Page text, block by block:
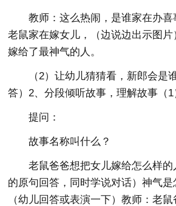
教师：这么热闹，是谁家在办
老鼠家在嫁女儿，（边说边出示图
嫁给了最神气的人。
（2）让幼儿猜猜看，新郎会是
答）2、分段倾听故事，理解故事（1
提问：
故事名称叫什么？
老鼠爸爸想把女儿嫁给怎么样
的原句回答，同时学说对话）神气是
（幼儿回答或表演一下）教师：老